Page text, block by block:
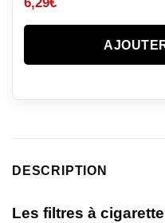
6,29€
DESCRIPTION
Les filtres à